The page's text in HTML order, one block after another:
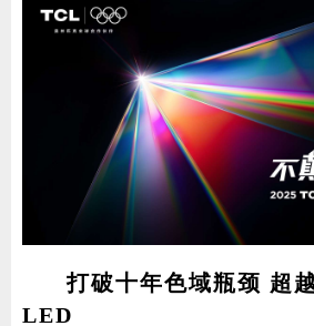
打破十年色域瓶颈 超
LED